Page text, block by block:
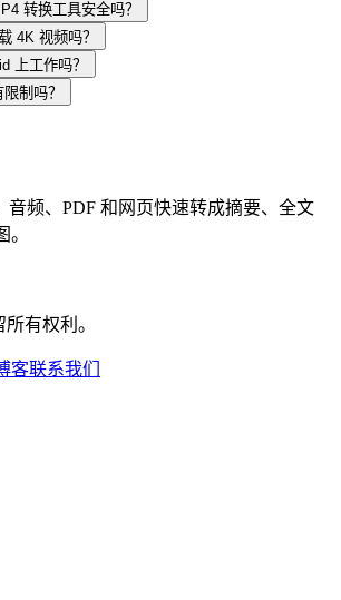
转换工具安全吗？
4K 视频吗？
上工作吗？
制吗？
音频、PDF 和网页快速转成摘要、全文
有权利。
客联系我们